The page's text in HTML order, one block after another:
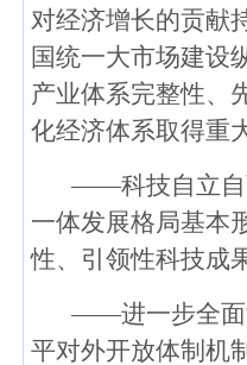
对经济增长的贡献
国统一大市场建设
产业体系完整性、
化经济体系取得重
——科技自立自
一体发展格局基本
性、引领性科技成
——进一步全面
平对外开放体制机